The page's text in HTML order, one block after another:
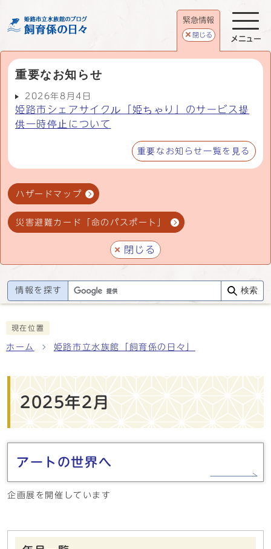
緊急情報
閉じる
重要なお知らせ
2026年8月4日
姫路市シェアサイクル「姫ちゃり」のサービス提
供一時停止について
重要なお知らせ一覧を見る
ハザードマップ
災害避難カード「命のパスポート」
閉じる
メニュー
情報を探す 検索
現在位置
ホーム 姫路市立水族館「飼育係の日々」
2025年2月
アートの世界へ
企画展を開催しています